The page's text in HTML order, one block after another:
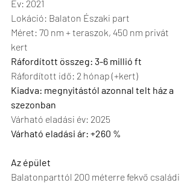
Év: 2021
Lokáció: Balaton Északi part
Méret: 70 nm + teraszok, 450 nm privát
kert
Ráfordított összeg: 3-6 millió ft
Ráfordított idő: 2 hónap (+kert)
Kiadva: megnyitástól azonnal telt ház a
szezonban
Várható eladási év: 2025
Várható eladási ár: +260 %
Az épület
Balatonparttól 200 méterre fekvő családi